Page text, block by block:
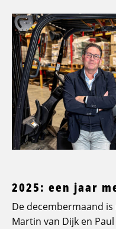
2025: een jaar
De decembermaand
Martin van Dijk en